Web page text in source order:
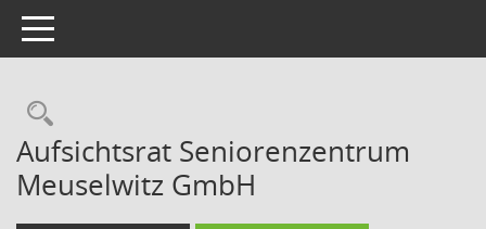
Toggle navigation
Rechercheauswahl
Aufsichtsrat Seniorenzentrum
Meuselwitz GmbH